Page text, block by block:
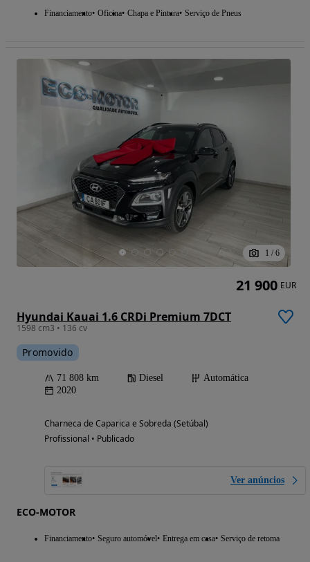
Financiamento Oficina Chapa e Pintura Serviço de Pneus
1 / 6
Hyundai Kauai 1.6 CRDi Premium 7DCT
1598 cm3 • 136 cv
Promovido
71 808 km Diesel
Automática
2020
Charneca de Caparica e Sobreda (Setúbal)
Profissional • Publicado
Ver anúncios
ECO-MOTOR
Financiamento Seguro automóvel Entrega em casa Serviço de retoma
21 900 EUR